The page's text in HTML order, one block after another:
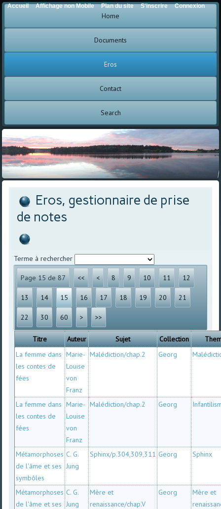
Home
Documents
Eros
Contact
Search
Eros, gestionnaire de prise
de notes
Terme à rechercher
Page 15 de 87 << < 8 9 10 11 12
13 14 15 16 17 18 19 20 21
22 30 60 > >>
Titre Auteur Sujet Collection
La femme dans
les contes de
fées
Marie-
Louise
von
Franz
Malédiction/chap.2 Georg
La femme dans
les contes de
fées
Marie-
Louise
von
Franz
Malédiction/chap.2 Georg
Métamorphoses
de l'âme et ses
symbôles
C. G.
Jung
Sphinx/p.304,309,311 Georg Sphinx
Métamorphoses
de l'âme et ses
C. G.
Jung
Mère et
renaissance/chap.V
Georg
Mère et
Accueil Affichage non Mobile Plan du site S'inscrire Connexion